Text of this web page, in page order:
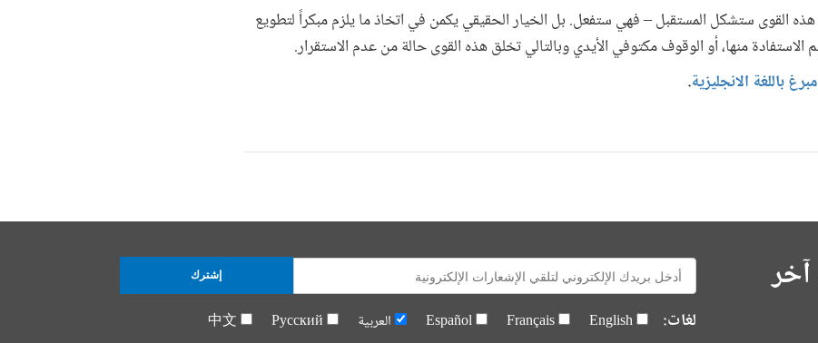
هذه القوى ستشكل المستقبل – فهي ستفعل. بل الخيار الحقيقي يكمن في اتخاذ ما يلزم مبكراً لتطويع
منها، أو الوقوف مكتوفي الأيدي وبالتالي تخلق هذه القوى حالة من عدم الاستقرار.
باللغة الانجليزية.
E-
mail:
لغات: English
Français
Español العربية Русский
中文
إشترك